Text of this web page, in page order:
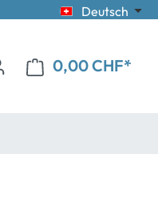
Deutsch
0,00 CHF*